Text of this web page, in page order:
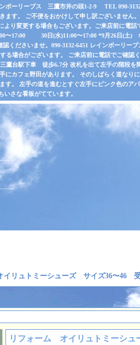
ボーリーブス 三鷹市井の頭1-2-9 TEL 090-
す。 ご不便をおかけして申し訳ございません
り変更する場合もございます。ご来店前に電話
17:00 30日(水)11:00〜17:00 *9月26日(土)
くださいませ。090-3132-6451 レインボーリー
る場合がございます。 ご来店前に電話でご確認
台駅下車 徒歩6.7分 改札を出て左手の階段を
カフェ野田があります。 そのしばらく道なり
。 左手の道を進むとすぐ左手にピンク色のア
さな看板がてています。
イリュトミーシューズ サイズ36〜46
リフォーム オイリュトミーシ